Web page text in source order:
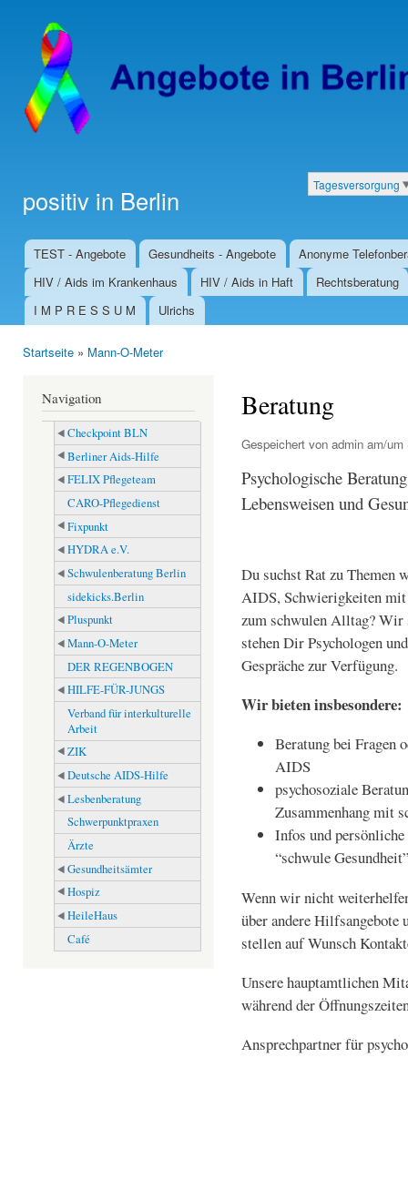
positiv in Berlin Kategorien
Tagesversorgung
Hauptmenü
TEST - Angebote Gesundheits - Angebote
Anonyme
HIV / Aids im Krankenhaus
HIV / Aids in Haft
Rechtsberatung
I M P R E S S U M
Ulrichs
Startseite » Mann-O-Meter
Navigation
Checkpoint BLN
Berliner Aids-Hilfe
FELIX Pflegeteam
CARO-Pflegedienst
Fixpunkt
HYDRA e.V.
Schwulenberatung Berlin
sidekicks.Berlin
Pluspunkt
Mann-O-Meter
DER REGENBOGEN
HILFE-FÜR-JUNGS
Verband für interkulturelle
Arbeit
ZIK
Deutsche AIDS-Hilfe
Lesbenberatung
Schwerpunktpraxen
Ärzte
Gesundheitsämter
Hospiz
HeileHaus
Café
Beratung
Gespeichert von admin am/um
Psychologische
Lebensweisen und
Du suchst Rat zu Themen
AIDS, Schwierigkeiten mit
zum schwulen Alltag?
stehen Dir Psychologen
Gespräche zur Verfügung.
Wir bieten insbesondere:
Beratung bei Fragen
AIDS
psychosoziale
Zusammenhang mit
Infos und
“schwule
Wenn wir nicht
über andere
stellen auf Wunsch
Unsere hauptamtlichen
während der
Ansprechpartner für